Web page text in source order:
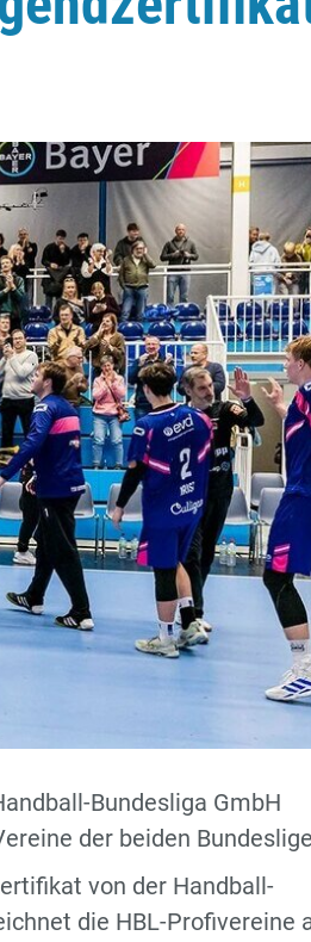
Bundesliga GmbH
der beiden
von der Handball-
die HBL-Profivereine